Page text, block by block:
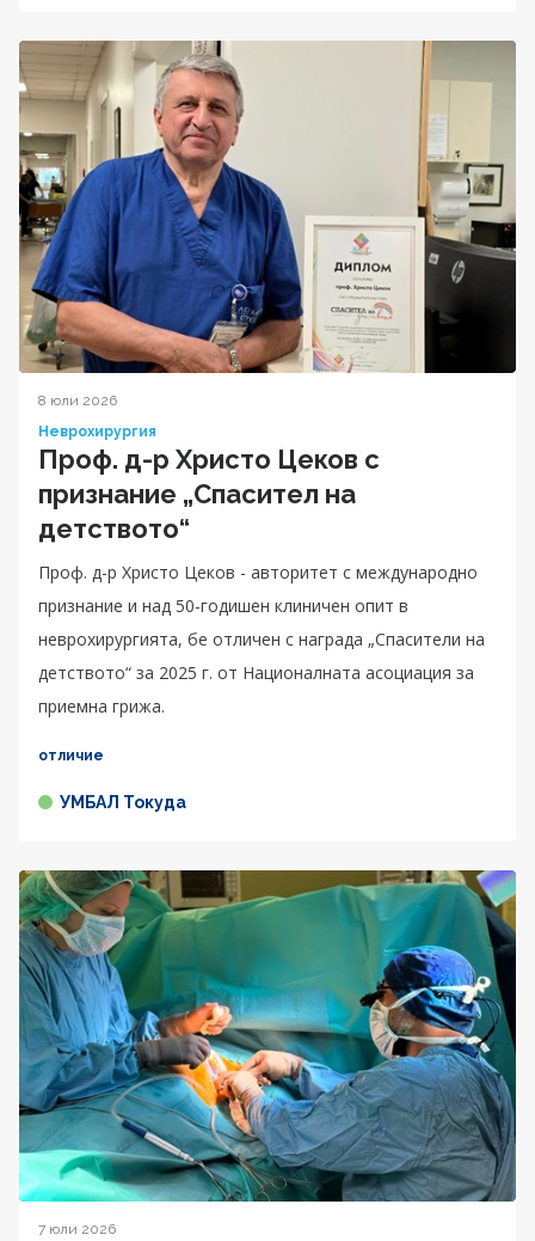
8 юли 2026
Неврохирургия
Проф. д-р Христо Цеков с
признание „Спасител на
детството“
Проф. д-р Христо Цеков - авторитет с международно
признание и над 50-годишен клиничен опит в
неврохирургията, бе отличен с награда „Спасители на
детството“ за 2025 г. от Националната асоциация за
приемна грижа.
отличие
УМБАЛ Токуда
7 юли 2026